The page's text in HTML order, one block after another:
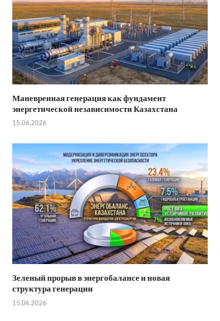
Маневренная генерация как фундамент
энергетической независимости Казахстана
15.06.2026
Зеленый прорыв в энергобалансе и новая
структура генерации
15.06.2026